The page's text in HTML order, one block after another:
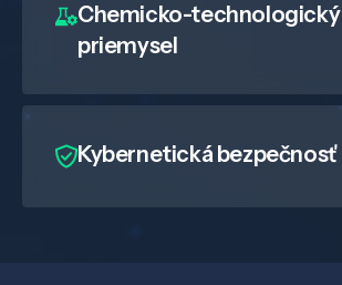
Chemicko-technologický
priemysel
Kybernetická bezpečnosť